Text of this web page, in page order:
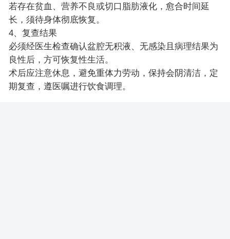
若存在贫血、营养不良或切口脂肪液化，愈合时间延
长，须待身体彻底恢复。
4、复查结果
必须经医生检查确认盆腔无积液、无感染且病理结果为
良性后，方可恢复性生活。
术后应注意休息，避免重体力劳动，保持会阴清洁，定
期复查，遵医嘱进行饮食调理。